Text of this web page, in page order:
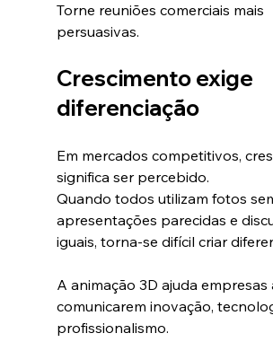
Torne reuniões comerciais mais
persuasivas.
Crescimento exige
diferenciação
Em mercados competitivos,
significa ser percebido.
Quando todos utilizam fotos
apresentações parecidas e
iguais, torna-se difícil criar
A animação 3D ajuda empresas
comunicarem inovação,
profissionalismo.